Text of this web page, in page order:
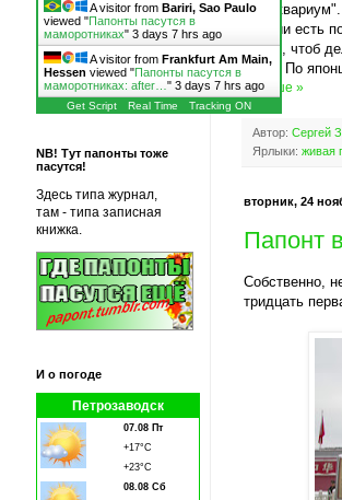
"Москвариум".
России есть
иначе, чтоб
мясо. По
Дальше »
Автор: Сергей
Ярлыки: живая
вторник, 24
Папонт
Собственно,
тридцать
A visitor from Bariri, Sao Paulo
viewed "Папонты пасутся в
маморотниках" 3 days 7 hrs ago
A visitor from Frankfurt Am Main,
Hessen viewed "Папонты пасутся в
маморотниках: after… " 3 days 7 hrs ago
Get Script Real Time Tracking ON
NB! Тут папонты тоже
пасутся!
Здесь типа журнал,
там - типа записная
книжка.
И о погоде
Петрозаводск
07.08 Пт
+17°C
+23°C
08.08 Сб